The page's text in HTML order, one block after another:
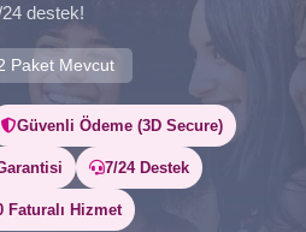
destek!
Paket Mevcut
Güvenli Ödeme (3D Secure)
7/24 Destek
Faturalı Hizmet